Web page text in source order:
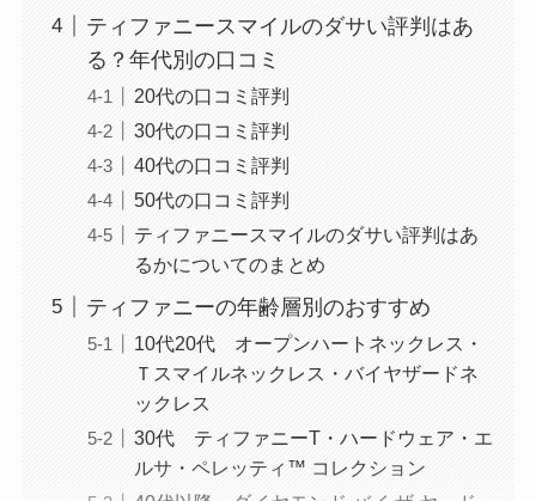
ティファニースマイルのダサい評判はあ
る？年代別の口コミ
20代の口コミ評判
30代の口コミ評判
40代の口コミ評判
50代の口コミ評判
ティファニースマイルのダサい評判はあ
るかについてのまとめ
ティファニーの年齢層別のおすすめ
10代20代 オープンハートネックレス・
Ｔスマイルネックレス・バイヤザードネ
ックレス
30代 ティファニーT・ハードウェア・エ
ルサ・ペレッティ™️ コレクション